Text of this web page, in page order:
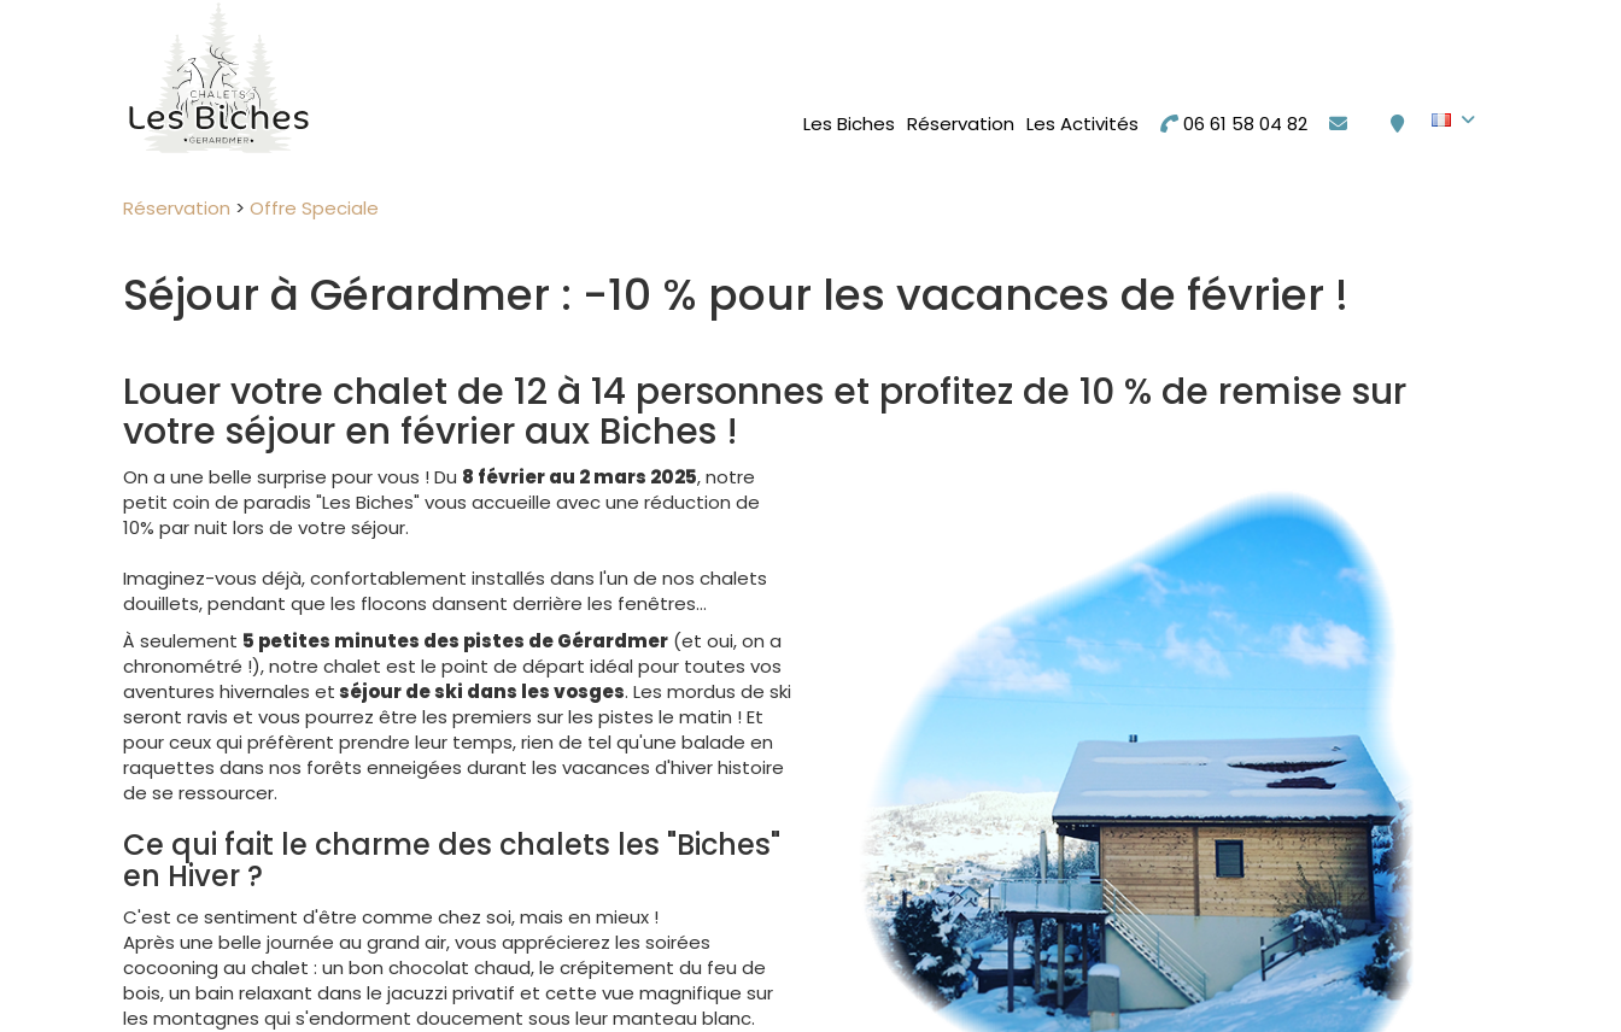
Les Biches Réservation Les Activités 06 61 58 04 82
Réservation > Offre Speciale
Séjour à Gérardmer : -10 % pour les vacances de février !
Louer votre chalet de 12 à 14 personnes et profitez de 10 % de remise sur
votre séjour en février aux Biches !
On a une belle surprise pour vous ! Du 8 février au 2 mars 2025, notre
petit coin de paradis "Les Biches" vous accueille avec une réduction de
10% par nuit lors de votre séjour.
Imaginez-vous déjà, confortablement installés dans l'un de nos chalets
douillets, pendant que les flocons dansent derrière les fenêtres...
À seulement 5 petites minutes des pistes de Gérardmer (et oui, on a
chronométré !), notre chalet est le point de départ idéal pour toutes vos
aventures hivernales etséjour de ski dans les vosges. Les mordus de ski
seront ravis et vous pourrez être les premiers sur les pistes le matin ! Et
pour ceux qui préfèrent prendre leur temps, rien de tel qu'une balade en
raquettes dans nos forêts enneigées durant les vacances d'hiver histoire
de se ressourcer.
Ce qui fait le charme des chalets les "Biches"
en Hiver ?
C'est ce sentiment d'être comme chez soi, mais en mieux !
Après une belle journée au grand air, vous apprécierez les soirées
cocooning au chalet : un bon chocolat chaud, le crépitement du feu de
bois, un bain relaxant dans le jacuzzi privatif et cette vue magnifique sur
les montagnes qui s'endorment doucement sous leur manteau blanc.